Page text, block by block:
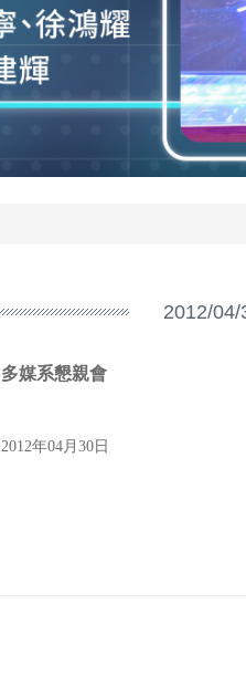
2012/
多媒系懇親會
2012年04月30日